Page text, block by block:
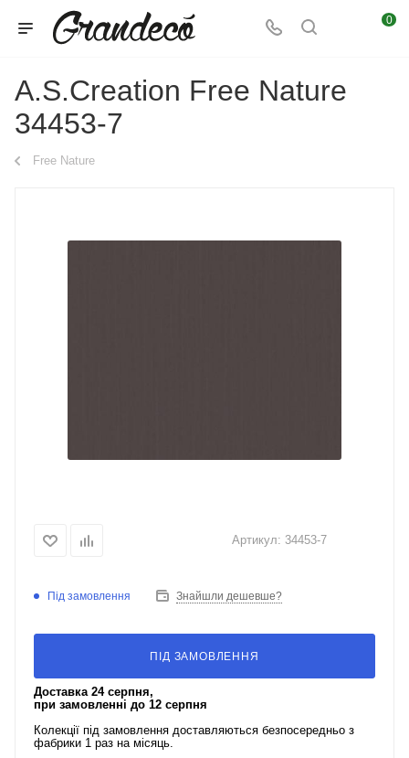
0
A.S.Creation Free Nature
34453-7
Free Nature
Артикул: 34453-7
Під замовлення Знайшли дешевше?
ПІД ЗАМОВЛЕННЯ
Доставка 24 серпня,
при замовленні до 12 серпня
Колекції під замовлення доставляються безпосередньо з
фабрики 1 раз на місяць.